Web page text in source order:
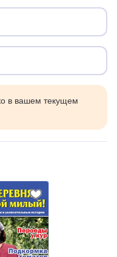
в вашем текущем